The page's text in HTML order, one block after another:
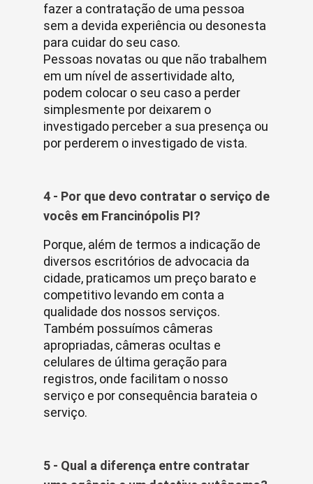
fazer a contratação de uma pessoa
sem a devida experiência ou desonesta
para cuidar do seu caso.
Pessoas novatas ou que não trabalhem
em um nível de assertividade alto,
podem colocar o seu caso a perder
simplesmente por deixarem o
investigado perceber a sua presença ou
por perderem o investigado de vista.
4 - Por que devo contratar o serviço de
vocês em Francinópolis PI?
Porque, além de termos a indicação de
diversos escritórios de advocacia da
cidade, praticamos um preço barato e
competitivo levando em conta a
qualidade dos nossos serviços.
Também possuímos câmeras
apropriadas, câmeras ocultas e
celulares de última geração para
registros, onde facilitam o nosso
serviço e por consequência barateia o
serviço.
5 - Qual a diferença entre contratar